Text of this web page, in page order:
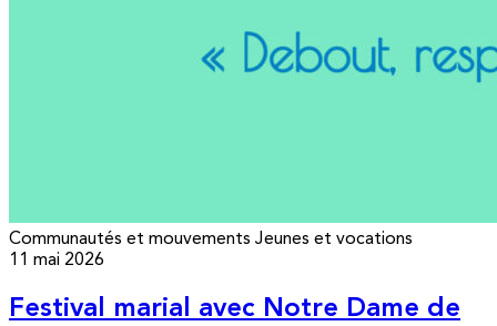
Communautés et mouvements Jeunes et vocations
11 mai 2026
Festival marial avec Notre Dame de